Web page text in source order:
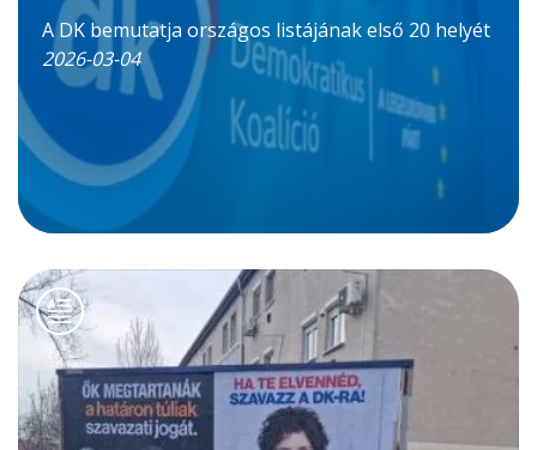
A DK bemutatja országos listájának első 20 helyét
2026-03-04